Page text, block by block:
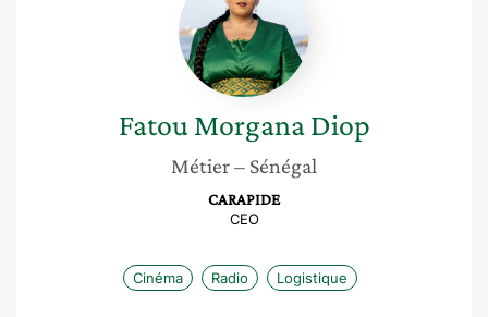
Diop
Fatou Morgana Diop
Métier– Sénégal
CARAPIDE
CEO
Cinéma Radio Logistique